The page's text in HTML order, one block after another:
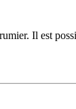
Il est